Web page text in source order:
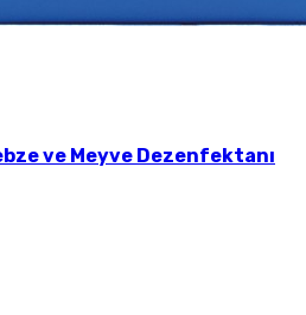
ve Meyve Dezenfektanı